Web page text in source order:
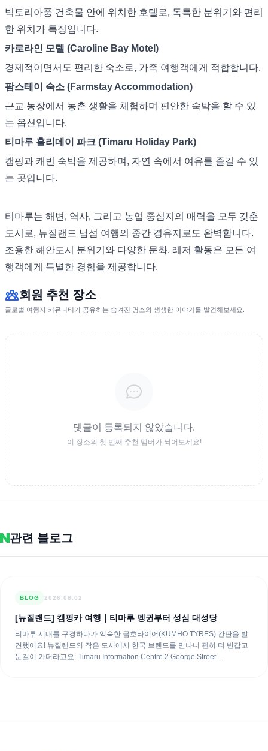
빅토리아풍 건축물 안에 위치한 호텔로, 독특한 분위기와 편리
한 위치가 특징입니다.
카로라인 모텔 (Caroline Bay Motel)
경제적이면서도 편리한 숙소로, 가족 여행객에게 적합합니다.
팜스테이 숙소 (Farmstay Accommodation)
근교 농장에서 농촌 생활을 체험하며 편안한 숙박을 할 수 있
는 옵션입니다.
티마루 홀리데이 파크 (Timaru Holiday Park)
캠핑과 캐빈 숙박을 제공하며, 자연 속에서 여유를 즐길 수 있
는 곳입니다.
티마루는 해변, 역사, 그리고 농업 중심지의 매력을 모두 갖춘
도시로, 뉴질랜드 남섬 여행의 중간 경유지로도 완벽합니다.
조용한 해안도시 분위기와 다양한 문화, 레저 활동은 모든 여
행객에게 특별한 경험을 제공합니다.
회원 추천 장소
글로벌 여행자 커뮤니티가 공유하는 숨겨진 명소와 생생한 이야기를 발견해보세요.
댓글이 등록되지 않았습니다.
이 장소의 첫 번째 추천 멤버가 되어보세요!
관련 블로그
BLOG 2026.08.02
[뉴질랜드] 캠핑카 여행｜티마루 펭귄부터 성심 대성당
티마루 시내를 구경하다가 익숙한 금호타이어(KUMHO TYRES) 간판을 발
견했어요! 뉴질랜드의 작은 도시에서 한국 브랜드를 만나니 괜히 더 반갑고
눈길이 가더라고요. Timaru Information Centre 2 George Street...